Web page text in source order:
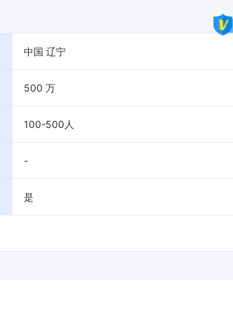
，与制药行业同仁一道共筑我们国人的健康未来！
中国 辽宁
500 万
100-500人
-
是